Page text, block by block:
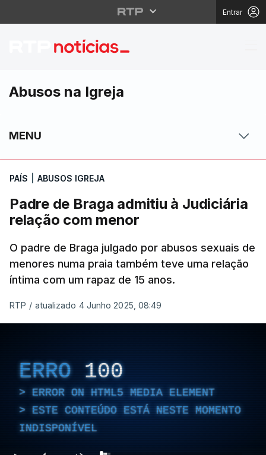
Entrar
Padre de Braga
Abusos na Igreja
MENU
PAÍS ABUSOS IGREJA
Padre de Braga admitiu à Judiciária
relação com menor
O padre de Braga julgado por abusos sexuais de
menores numa praia também teve uma relação
íntima com um rapaz de 15 anos.
RTP / atualizado 4 Junho 2025, 08:49
ERRO 100
ERROR ON HTML5 MEDIA ELEMENT
ESTE CONTEÚDO ESTÁ NESTE MOMENTO
INDISPONÍVEL